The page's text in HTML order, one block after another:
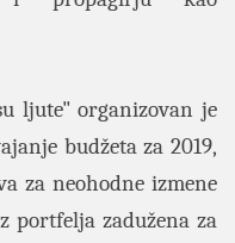
ljute" organizovan je
budžeta za 2019,
za neohodne izmene
portfelja zadužena za